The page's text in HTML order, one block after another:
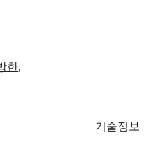
한,
기술정보